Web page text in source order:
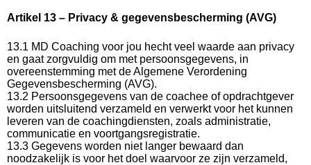
Artikel 13 – Privacy & gegevensbescherming (AVG)
13.1 MD Coaching voor jou hecht veel waarde aan privacy
en gaat zorgvuldig om met persoonsgegevens, in
overeenstemming met de Algemene Verordening
Gegevensbescherming (AVG).
13.2 Persoonsgegevens van de coachee of opdrachtgever
worden uitsluitend verzameld en verwerkt voor het kunnen
leveren van de coachingdiensten, zoals administratie,
communicatie en voortgangsregistratie.
13.3 Gegevens worden niet langer bewaard dan
noodzakelijk is voor het doel waarvoor ze zijn verzameld,